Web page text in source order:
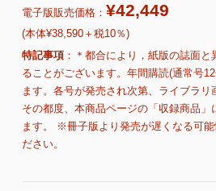
電子版販売価格： ¥42,449
(本体¥38,590＋税10％)
特記事項
＊都合により，紙版の誌面
ることがございます。年間購読(通常号
ます。各号が発売され次第、ライブラ
その都度、本商品ページの「収録商品
ます。 ※冊子版より発売が遅くなる可能
ださい。